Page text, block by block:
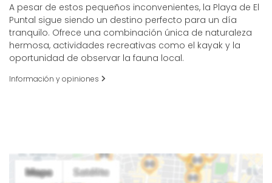
A pesar de estos pequeños inconvenientes, la Playa de El
Puntal sigue siendo un destino perfecto para un día
tranquilo. Ofrece una combinación única de naturaleza
hermosa, actividades recreativas como el kayak y la
oportunidad de observar la fauna local.
Información y opiniones